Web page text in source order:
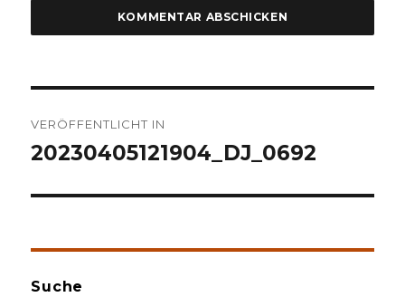
VERÖFFENTLICHT IN
20230405121904_DJ_0692
Suche